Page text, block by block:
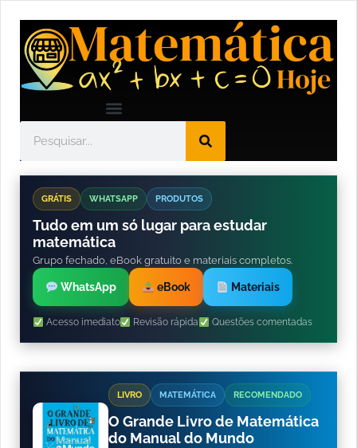
GRÁTIS WHATSAPP PRODUTOS
Tudo em um só lugar para estudar
matemática
Grupo fechado, eBook gratuito e materiais completos.
WhatsApp eBook Materiais
Acesso imediato Revisão rápida Questões comentadas
LIVRO MATEMÁTICA RECOMENDADO
O Grande Livro de Matemática
do Manual do Mundo